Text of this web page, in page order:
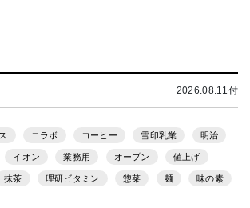
2026.08.11付
コラボ コーヒー 雪印乳業 明治
イオン 業務用 オープン 値上げ
抹茶 理研ビタミン 惣菜 麺 味の素